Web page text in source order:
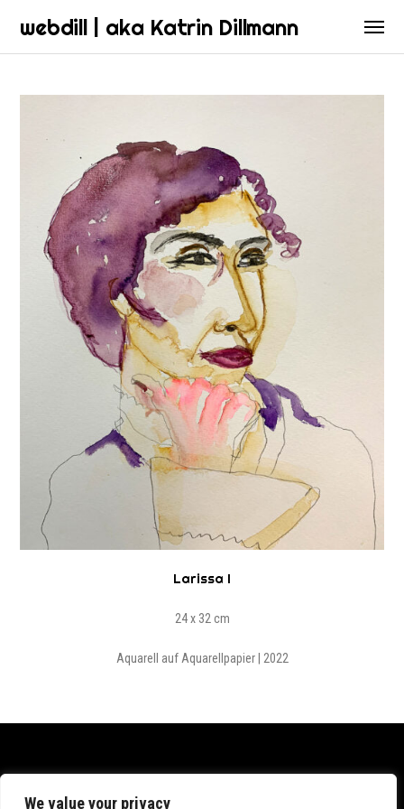
We value your privacy
webdill | aka Katrin Dillmann
Larissa I
24 x 32 cm
Aquarell auf Aquarellpapier | 2022